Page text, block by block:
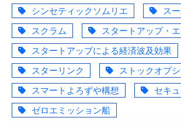
シンセティックソムリエ
ス
スクラム
スタートアップ・
スタートアップによる経済波及効果
スターリンク
ストックオプ
スマートよろずや構想
セキ
ゼロエミッション船